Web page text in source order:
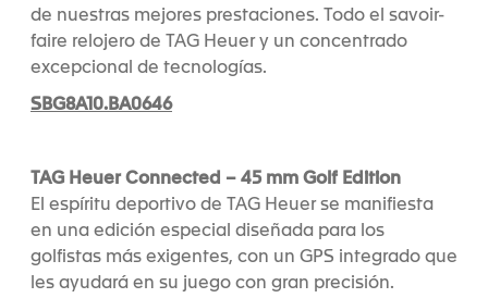
de nuestras mejores prestaciones. Todo el savoir-
faire relojero de TAG Heuer y un concentrado
excepcional de tecnologías.
SBG8A10.BA0646
TAG Heuer Connected – 45 mm Golf Edition
El espíritu deportivo de TAG Heuer se manifiesta
en una edición especial diseñada para los
golfistas más exigentes, con un GPS integrado que
les ayudará en su juego con gran precisión.